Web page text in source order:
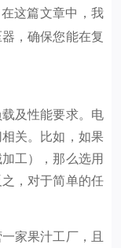
这篇文章中，我
，确保您能在复
及性能要求。电
关。比如，如果
工），那么选用
，对于简单的任
家果汁工厂，且